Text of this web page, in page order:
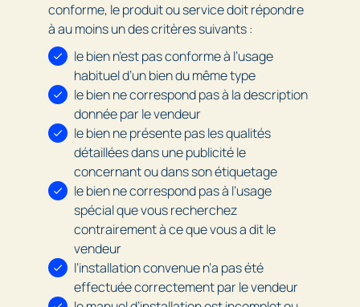
conforme, le produit ou service doit répondre
à au moins un des critères suivants :
le bien n’est pas conforme à l’usage
habituel d’un bien du même type
le bien ne correspond pas à la description
donnée par le vendeur
le bien ne présente pas les qualités
détaillées dans une publicité le
concernant ou dans son étiquetage
le bien ne correspond pas à l’usage
spécial que vous recherchez
contrairement à ce que vous a dit le
vendeur
l’installation convenue n’a pas été
effectuée correctement par le vendeur